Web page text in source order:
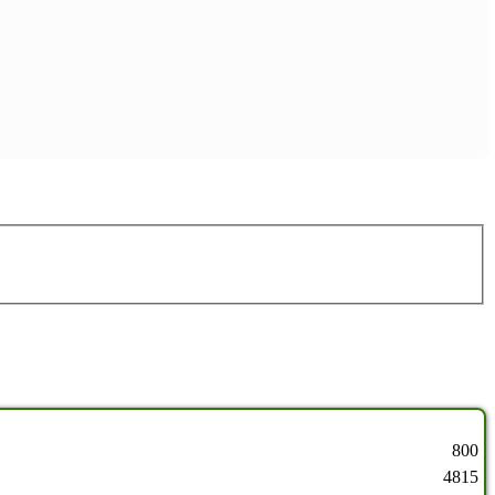
800
4815